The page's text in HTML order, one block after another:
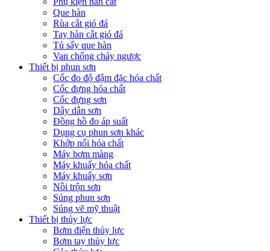
Que hàn
Rùa cắt gió đá
Tay hàn cắt gió đá
Tủ sấy que hàn
Van chống cháy ngược
Thiết bị phun sơn
Cốc đo độ đậm đặc hóa chất
Cốc đựng hóa chất
Cốc đựng sơn
Dây dẫn sơn
Đồng hồ đo áp suất
Dụng cụ phun sơn khác
Khớp nối hóa chất
Máy bơm màng
Máy khuấy hóa chất
Máy khuấy sơn
Nồi trộn sơn
Súng phun sơn
Súng vẽ mỹ thuật
Thiết bị thủy lực
Bơm điện thủy lực
Bơm tay thủy lực